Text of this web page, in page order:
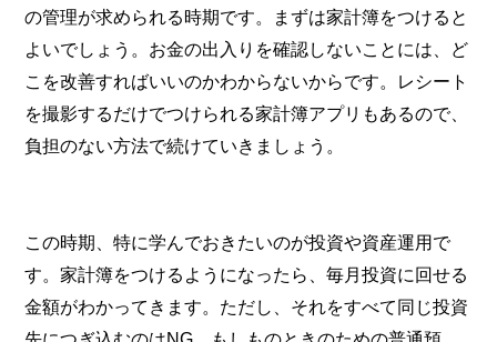
の管理が求められる時期です。まずは家計簿をつけると
よいでしょう。お金の出入りを確認しないことには、ど
こを改善すればいいのかわからないからです。レシート
を撮影するだけでつけられる家計簿アプリもあるので、
負担のない方法で続けていきましょう。
この時期、特に学んでおきたいのが投資や資産運用で
す。家計簿をつけるようになったら、毎月投資に回せる
金額がわかってきます。ただし、それをすべて同じ投資